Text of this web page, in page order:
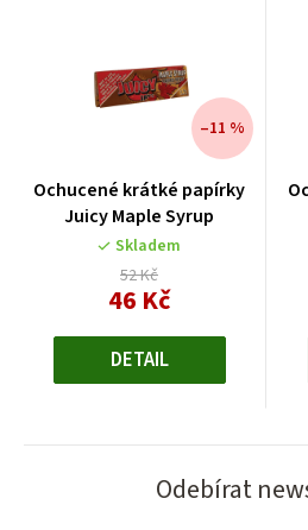
Ochucené krátké papírky
Juicy Maple Syrup
Skladem
52 Kč
–11 %
46 KčMěrná
DETAIL
Odebírat